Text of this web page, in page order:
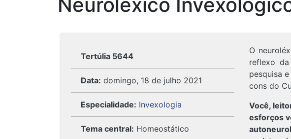
Tertúlia 5644
Data: domingo, 18 de julho 2021
Especialidade: Invexologia
Tema central: Homeostático
O
reflexo
pesquisa
cons do
Você,
esforços